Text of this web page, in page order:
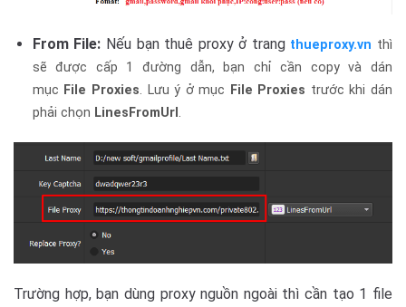
From File: Nếu bạn thuê proxy ở trang thueproxy.vn thì
sẽ được cấp 1 đường dẫn, bạn chỉ cần copy và dán
mục File Proxies. Lưu ý ở mục File Proxies trước khi dán
phải chọn LinesFromUrl.
Trường hợp, bạn dùng proxy nguồn ngoài thì cần tạo 1 file